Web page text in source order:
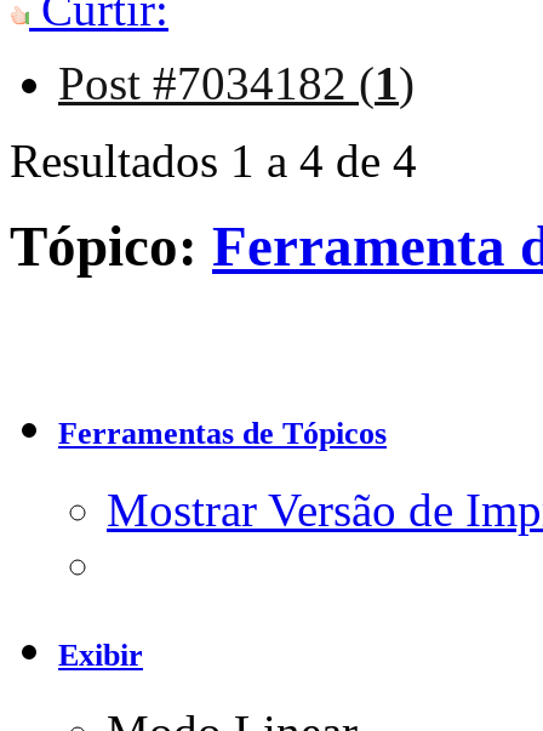
Post #7034182 (1)
Resultados 1 a 4 de 4
Tópico: Ferramenta
Ferramentas de Tópicos
Mostrar Versão de
Exibir